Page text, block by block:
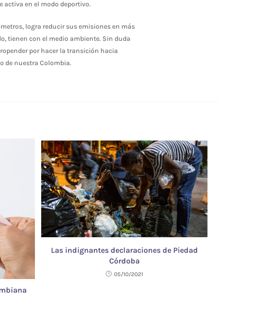
activa en el modo deportivo.
logra reducir sus emisiones en más
tienen con el medio ambiente. Sin duda
por hacer la transición hacia
de nuestra Colombia.
Las indignantes declaraciones de Piedad
Córdoba
05/10/2021